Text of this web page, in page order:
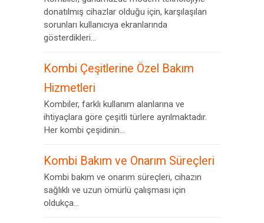
donatılmış cihazlar olduğu için, karşılaşılan
sorunları kullanıcıya ekranlarında
gösterdikleri...
Kombi Çeşitlerine Özel Bakım
Hizmetleri
Kombiler, farklı kullanım alanlarına ve
ihtiyaçlara göre çeşitli türlere ayrılmaktadır.
Her kombi çeşidinin...
Kombi Bakım ve Onarım Süreçleri
Kombi bakım ve onarım süreçleri, cihazın
sağlıklı ve uzun ömürlü çalışması için
oldukça...